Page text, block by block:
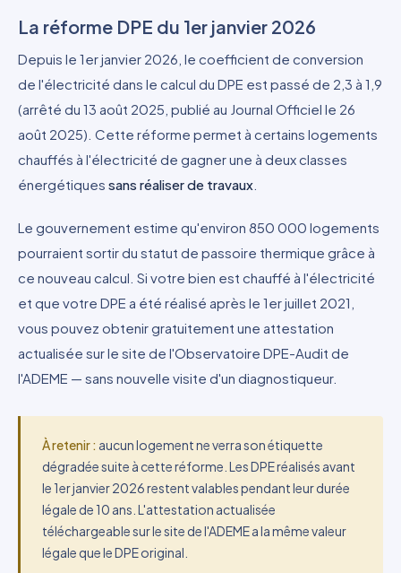
La réforme DPE du 1er janvier 2026
Depuis le 1er janvier 2026, le coefficient de conversion
de l'électricité dans le calcul du DPE est passé de 2,3 à 1,9
(arrêté du 13 août 2025, publié au Journal Officiel le 26
août 2025). Cette réforme permet à certains logements
chauffés à l'électricité de gagner une à deux classes
énergétiques sans réaliser de travaux
Le gouvernement estime qu'environ 850 000 logements
pourraient sortir du statut de passoire thermique grâce à
ce nouveau calcul. Si votre bien est chauffé à l'électricité
et que votre DPE a été réalisé après le 1er juillet 2021,
vous pouvez obtenir gratuitement une attestation
actualisée sur le site de l'Observatoire DPE-Audit de
l'ADEME — sans nouvelle visite d'un diagnostiqueur.
À retenir : aucun logement ne verra son étiquette
dégradée suite à cette réforme. Les DPE réalisés avant
le 1er janvier 2026 restent valables pendant leur durée
légale de 10 ans. L'attestation actualisée
téléchargeable sur le site de l'ADEME a la même valeur
légale que le DPE original.